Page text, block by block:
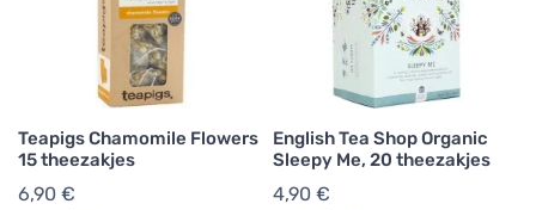
Teapigs Chamomile Flowers
15 theezakjes
6,90 €
English Tea Shop Organic
Sleepy Me, 20 theezakjes
4,90 €